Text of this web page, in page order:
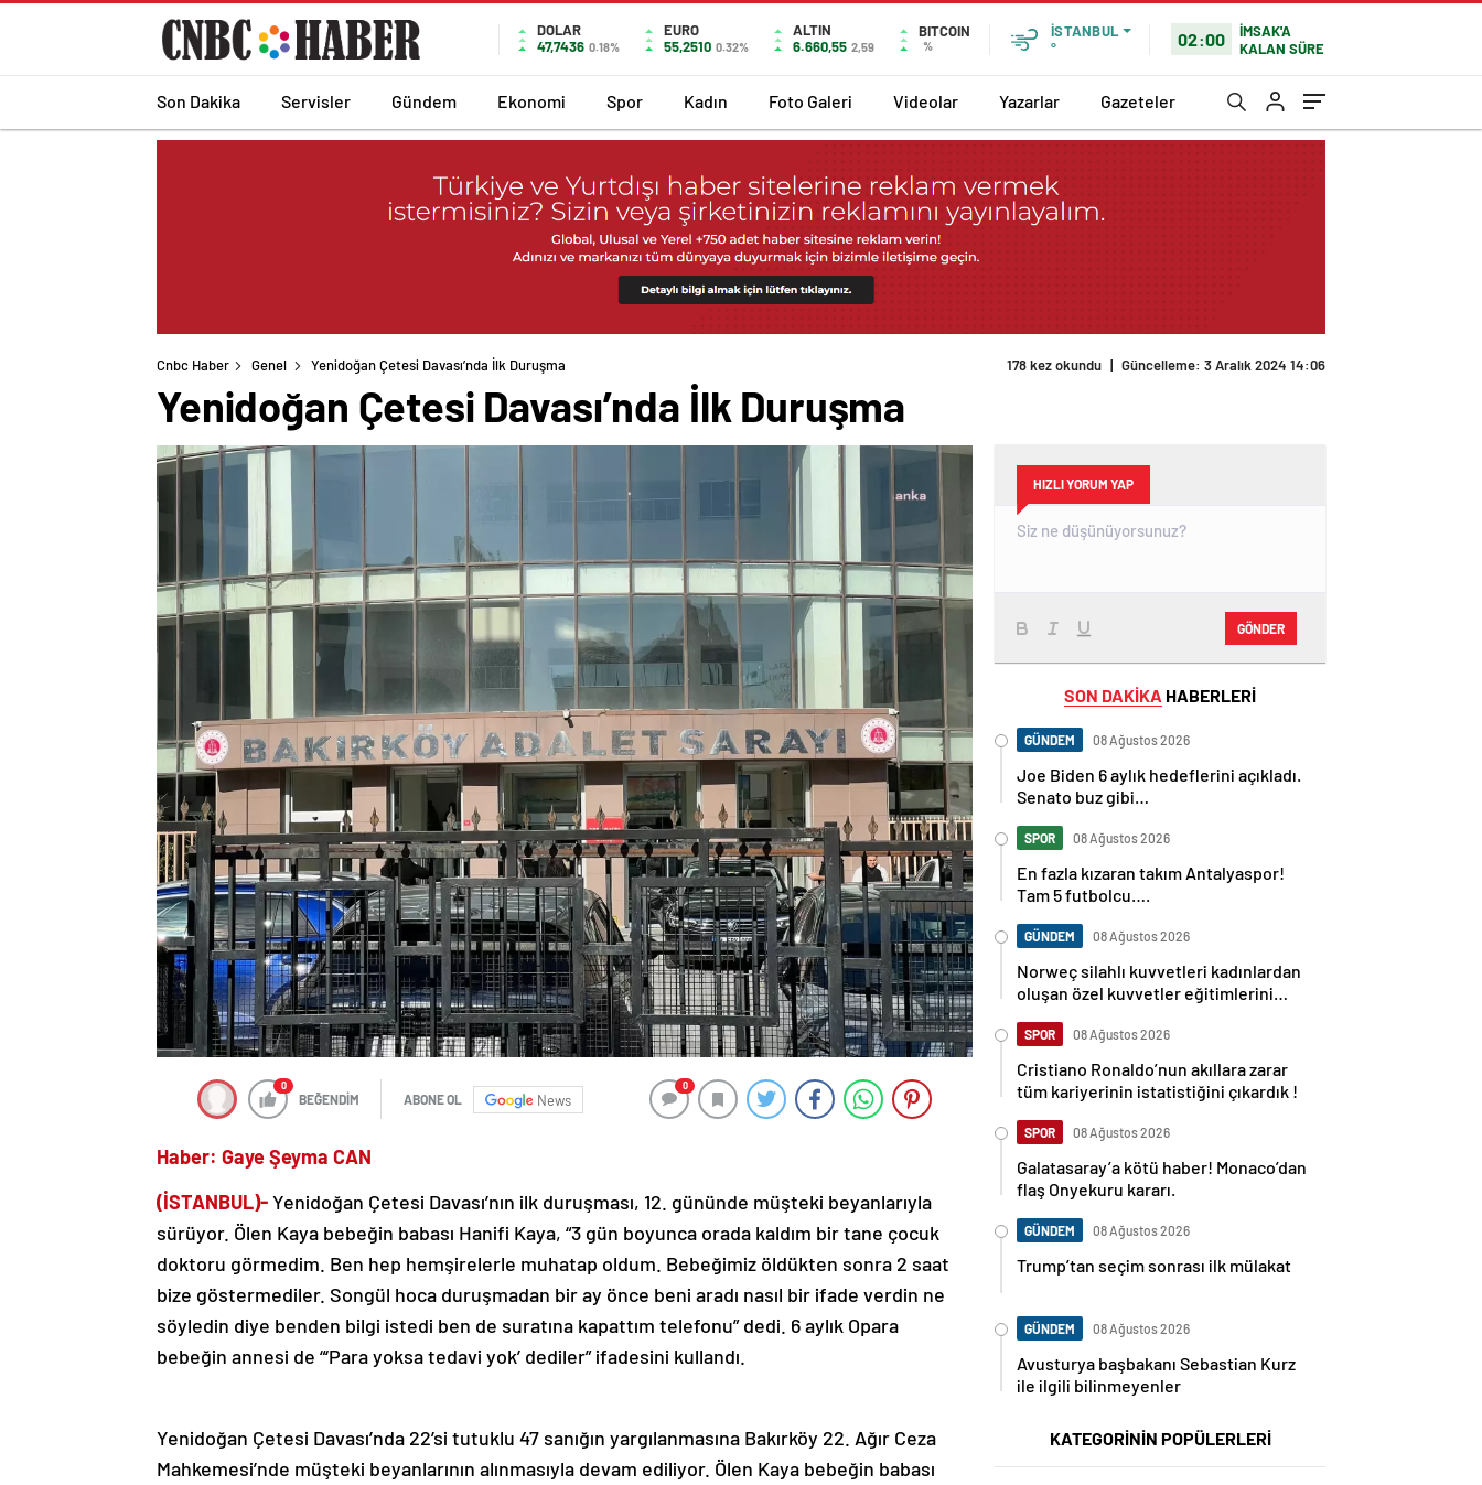
DOLAR
47,7436 0.18%
EURO
55,2510 0.32%
ALTIN
6.660,55 2,59
BITCOIN
%
İSTANBUL
°
02:00
İMSAK'A
KALAN SÜRE
Son Dakika Servisler Gündem Ekonomi Spor Kadın Foto Galeri Videolar Yazarlar Gazeteler
Cnbc Haber Genel Yenidoğan Çetesi Davası’nda İlk Duruşma
Yenidoğan Çetesi Davası’nda İlk Duruşma
0
BEĞENDİM ABONE OL News
0
Haber: Gaye Şeyma CAN
(İSTANBUL)-Yenidoğan Çetesi Davası’nın ilk duruşması, 12. gününde müşteki beyanlarıyla
sürüyor. Ölen Kaya bebeğin babası Hanifi Kaya, “3 gün boyunca orada kaldım bir tane çocuk
doktoru görmedim. Ben hep hemşirelerle muhatap oldum. Bebeğimiz öldükten sonra 2 saat
bize göstermediler. Songül hoca duruşmadan bir ay önce beni aradı nasıl bir ifade verdin ne
söyledin diye benden bilgi istedi ben de suratına kapattım telefonu” dedi. 6 aylık Opara
bebeğin annesi de “‘Para yoksa tedavi yok’ dediler” ifadesini kullandı.
Yenidoğan Çetesi Davası’nda 22’si tutuklu 47 sanığın yargılanmasına Bakırköy 22. Ağır Ceza
Mahkemesi’nde müşteki beyanlarının alınmasıyla devam ediliyor. Ölen Kaya bebeğin babası
HIZLI YORUM YAP
GÖNDER
SON DAKİKA HABERLERİ
GÜNDEM 08 Ağustos 2026
Joe Biden 6 aylık hedeflerini açıkladı.
Senato buz gibi…
SPOR 08 Ağustos 2026
En fazla kızaran takım Antalyaspor!
Tam 5 futbolcu….
GÜNDEM 08 Ağustos 2026
Norweç silahlı kuvvetleri kadınlardan
oluşan özel kuvvetler eğitimlerini
SPOR 08 Ağustos 2026
Cristiano Ronaldo’nun akıllara zarar
tüm kariyerinin istatistiğini çıkardık !
SPOR 08 Ağustos 2026
Galatasaray’a kötü haber! Monaco’dan
flaş Onyekuru kararı.
GÜNDEM 08 Ağustos 2026
Trump’tan seçim sonrası ilk mülakat
GÜNDEM 08 Ağustos 2026
Avusturya başbakanı Sebastian Kurz
ile ilgili bilinmeyenler
KATEGORİNİN POPÜLERLERİ